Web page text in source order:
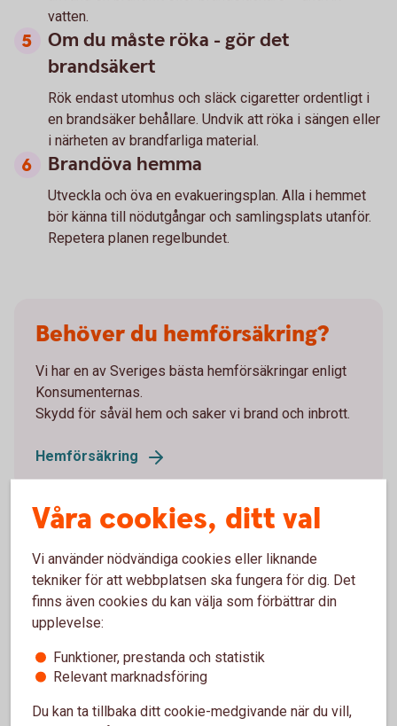
vatten.
Om du måste röka - gör det
brandsäkert
Rök endast utomhus och släck cigaretter ordentligt i
en brandsäker behållare. Undvik att röka i sängen eller
i närheten av brandfarliga material.
Brandöva hemma
Utveckla och öva en evakueringsplan. Alla i hemmet
bör känna till nödutgångar och samlingsplats utanför.
Repetera planen regelbundet.
Behöver du hemförsäkring?
Vi har en av Sveriges bästa hemförsäkringar enligt
Konsumenternas.
Skydd för såväl hem och saker vi brand och inbrott.
Hemförsäkring
Jämför försäkringar
Är det svårt att veta vilken försäkring du ska välja?
Jämför försäkringar hos
Konsumenternas.se
Våra cookies, ditt val
Vi använder nödvändiga cookies eller liknande
tekniker för att webbplatsen ska fungera för dig. Det
finns även cookies du kan välja som förbättrar din
upplevelse:
Funktioner, prestanda och statistik
Relevant marknadsföring
Du kan ta tillbaka ditt cookie-medgivande när du vill,